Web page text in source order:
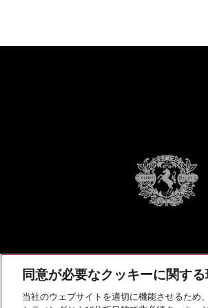
同意が必要なクッキーに関す
当社のウェブサイトを適切に機能させるため